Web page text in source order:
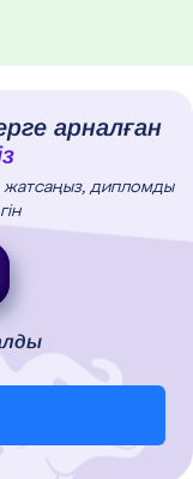
арналған
жатсаңыз, дипломды